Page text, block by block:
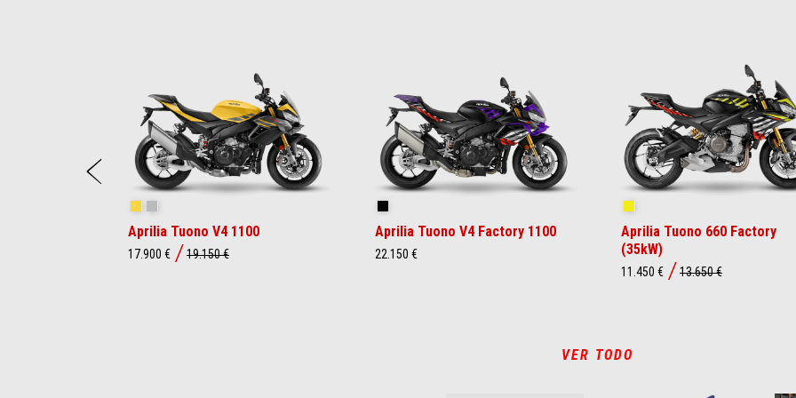
Anterior
Aprilia Tuono V4 1100
17.900 € 19.150 €
Aprilia Tuono V4 Factory 1100
22.150 €
Aprilia Tuono 660 Factory
(35kW)
11.450 € 13.650 €
VER TODO